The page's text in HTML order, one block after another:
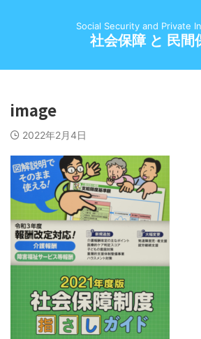
Social Security and Private
社会保障 と 民間
image
2022年2月4日